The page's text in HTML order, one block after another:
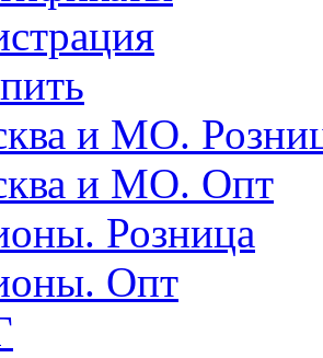
и МО.
и МО. Опт
Розница
Опт